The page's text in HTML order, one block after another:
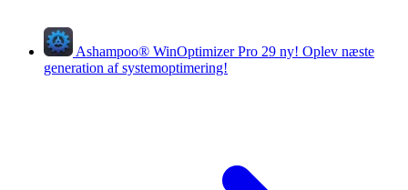
Ashampoo® WinOptimizer Pro 29 ny! Oplev næste
generation af systemoptimering!